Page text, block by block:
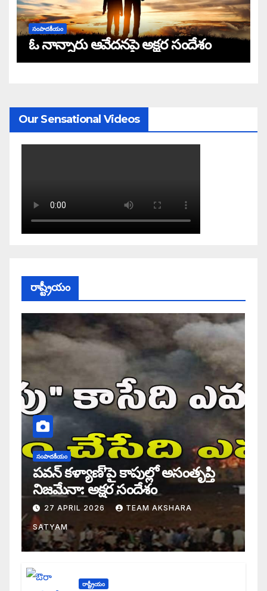
సంపాదకీయం
ఓ నాన్నారు ఆవేదనపై అక్షర సందేశం
Our Sensational Videos
రాష్ట్రీయం
సంపాదకీయం
పవన్ కళ్యాణ్’పై కాపుల్లో అసంతృప్తి
నిజమేనా: అక్షర సందేశం
27 APRIL 2026 TEAM AKSHARA
SATYAM
రాష్ట్రీయం